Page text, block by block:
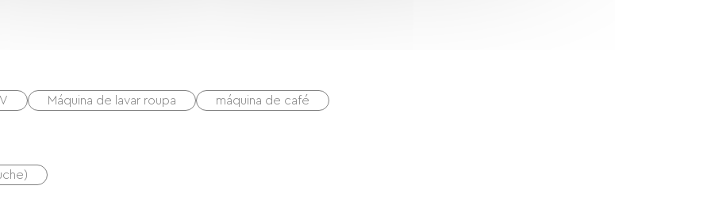
Máquina de lavar roupa máquina de café